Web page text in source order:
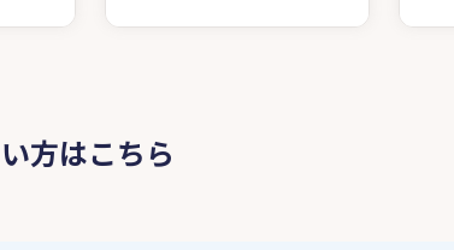
方はこちら